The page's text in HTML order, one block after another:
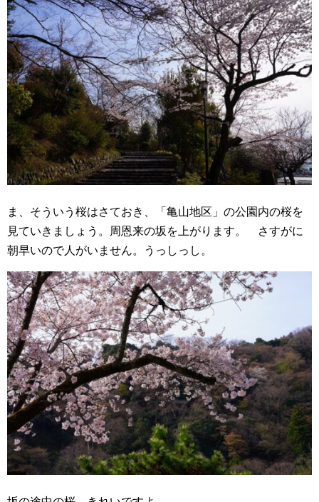
ま、そういう桜はさておき、「亀山地区」の公園内の桜を
見ていきましょう。周恩来の坂を上がります。 さすがに
朝早いので人がいません。うっしっし。